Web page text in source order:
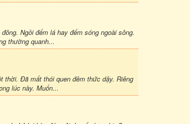
Ngồi đếm lá hay đếm sóng ngoài sông.
thường quanh...
Đã mất thói quen đêm thức dậy. Riêng
lúc này. Muốn...